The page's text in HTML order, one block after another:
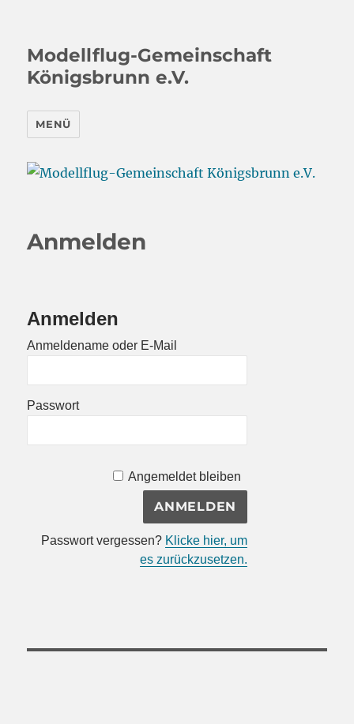
Modellflug-Gemeinschaft
Königsbrunn e.V.
MENÜ
Anmelden
Anmelden
Anmeldename oder E-Mail
Passwort
Angemeldet bleiben
Passwort vergessen? Klicke hier, um
es zurückzusetzen.